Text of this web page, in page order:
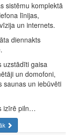
sistēmu komplektā
līnijas,
un internets.
diennakts
uzstādīti gaisa
un domofoni,
saunas un iebūvēti
izīrē piln…